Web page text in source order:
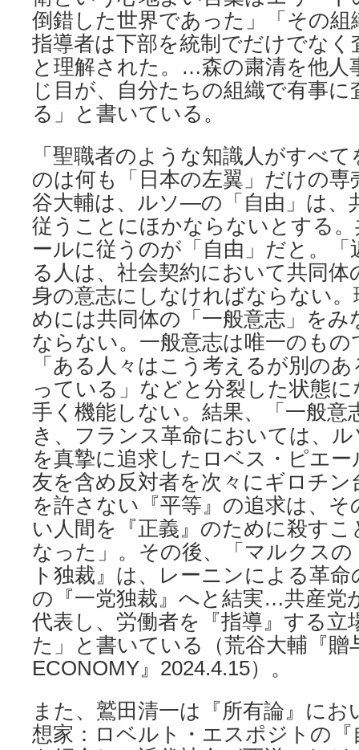
倒錯した世界であった」「その
指導者は下部を統制でだけでな
と理解された。…森の粛清を他人
じ目が、自分たちの組織で有事
る」と書いている。
「聖職者のような知識人がすべ
のは何も「日本の左翼」だけの専
谷大輔は、ルソ―の「自由」は、
従うことにほかならないとする
ールに従うのが「自由」だと。「
る人は、社会契約において共同体
身の意志にしなければならない
めには共同体の「一般意志」を
ならない。一般意志は唯一のも
「ある人々はこう考えるが別の
っている」などと分裂した状態
手く機能しない。結果、「一般意
き、フランス革命においては、
を真摯に追求したロベス・ピエ
友を含め反対者を次々にギロチ
を許さない『平等』の追求は、
い人間を『正義』のために殺す
なった」。その後、「マルクス
ト独裁』は、レーニンによる革
の『一党独裁』へと結実…共産党
代表し、労働者を『指導』する立
た」と書いている（荒谷大輔『
ECONOMY』2024.4.15）。
また、鷲田清一は『所有論』に
想家：ロベルト・エスポジトの